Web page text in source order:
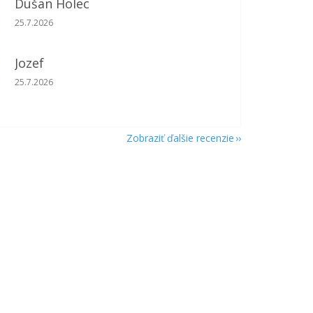
Dušan Holec
Hodnotenie obchodu je 5 z 5 hviezdičiek.
25.7.2026
Jozef
Hodnotenie obchodu je 5 z 5 hviezdičiek.
25.7.2026
Zobraziť ďalšie recenzie